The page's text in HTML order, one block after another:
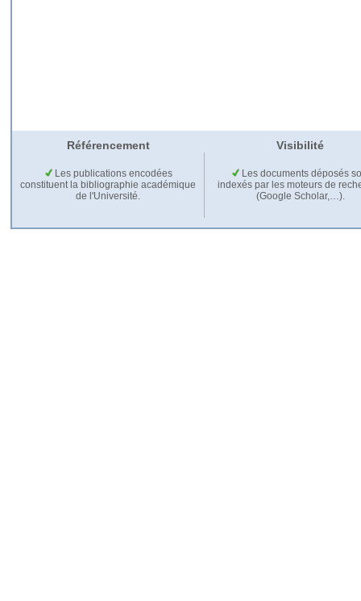
Référencement Visibilité
Les publications encodées
constituent la bibliographie académique
de l'Université.
Les documents déposés
indexés par les moteurs de
(Google Scholar,…).